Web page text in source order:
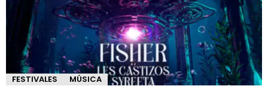
FESTIVALES MÚSICA